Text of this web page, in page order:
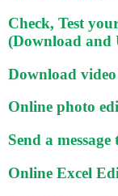
Check, Test
(Download and
Download
Online photo
Send a
Online Excel